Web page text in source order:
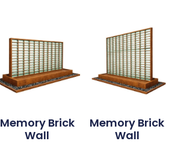
Memory Brick
Wall
Memory Brick
Wall